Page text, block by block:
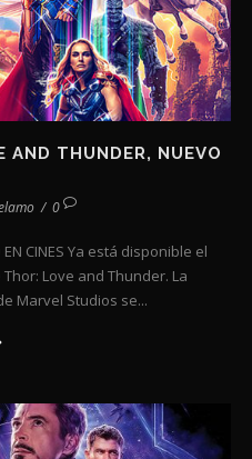
AND THUNDER, NUEVO
/ 0
EN CINES Ya está disponible el
Love and Thunder. La
Marvel Studios se...